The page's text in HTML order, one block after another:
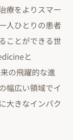
療をよりスマー
人ひとりの患者
ことができる世
と
の飛躍的な進
幅広い領域でイ
大きなインパク